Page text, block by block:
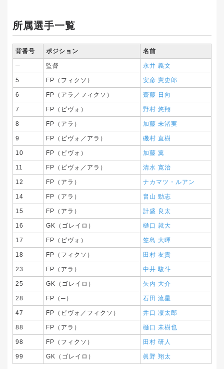
所属選手一覧
背番号 ポジション 名前
─ 監督 永井 義文
5 FP（フィクソ） 安彦 憲史郎
6 FP（アラ／フィクソ） 齋藤 日向
7 FP（ピヴォ） 野村 悠翔
8 FP（アラ） 加藤 未渚実
9 FP（ピヴォ／アラ） 磯村 直樹
10 FP（ピヴォ） 加藤 翼
11 FP（ピヴォ／アラ） 清水 寛治
12 FP（アラ） ナカマツ・ルアン
14 FP（アラ） 畠山 勁志
15 FP（アラ） 計盛 良太
16 GK（ゴレイロ） 樋口 就大
17 FP（ピヴォ） 笠島 大暉
18 FP（フィクソ） 田村 友貴
23 FP（アラ） 中井 駿斗
25 GK（ゴレイロ） 矢内 大介
28 FP（─） 石田 流星
47 FP（ピヴォ／フィクソ） 井口 凜太郎
88 FP（アラ） 樋口 未樹也
98 FP（フィクソ） 田村 研人
99 GK（ゴレイロ） 眞野 翔太